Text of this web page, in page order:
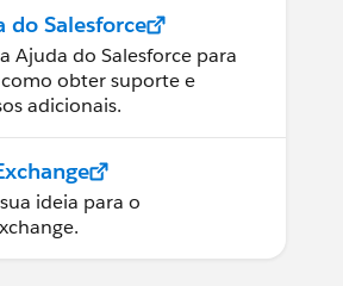
do Salesforce
Ajuda do Salesforce para
obter suporte e
adicionais.
ideia para o